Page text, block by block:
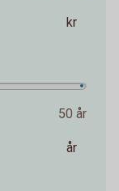
kr
50 år
år